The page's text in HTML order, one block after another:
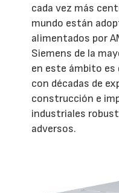
cada vez más
mundo están
alimentados por
Siemens de la
en este ámbito es
con décadas de
construcción e
industriales
adversos.